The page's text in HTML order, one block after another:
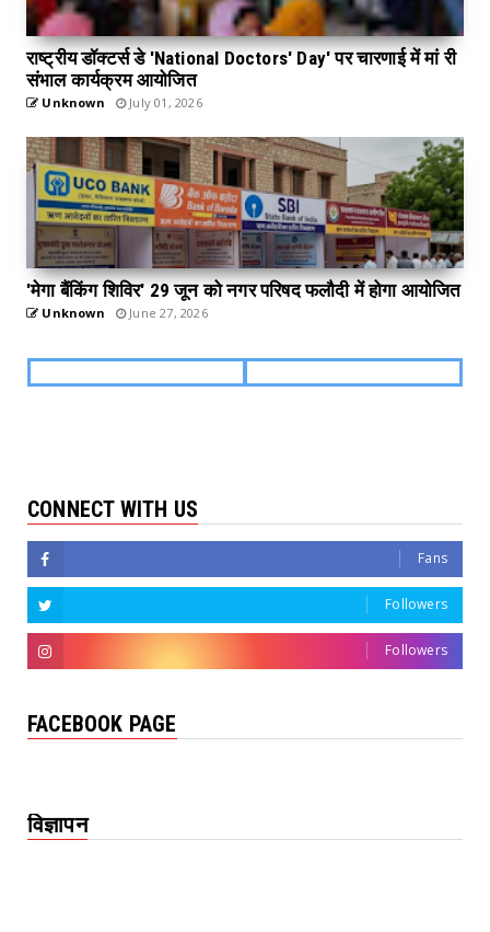
राष्ट्रीय डॉक्टर्स डे 'National Doctors' Day' पर चारणाई में मां री
संभाल कार्यक्रम आयोजित
Unknown July 01, 2026
'मेगा बैंकिंग शिविर' 29 जून को नगर परिषद फलौदी में होगा आयोजित
Unknown June 27, 2026
CONNECT WITH US
Fans
Followers
Followers
FACEBOOK PAGE
विज्ञापन